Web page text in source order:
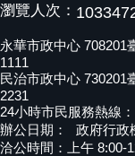
偉
螢
光
花
泉
瀏覽人次：
永華市政中心 708201
1111
民治市政中心 730201
2231
24小時市民服務熱線
辦公日期：
政府行政
洽公時間：上午 8:00-